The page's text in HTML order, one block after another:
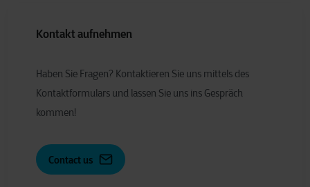
Kontakt aufnehmen
Haben Sie Fragen? Kontaktieren Sie uns mittels des
Kontaktformulars und lassen Sie uns ins Gespräch
kommen!
Contact us